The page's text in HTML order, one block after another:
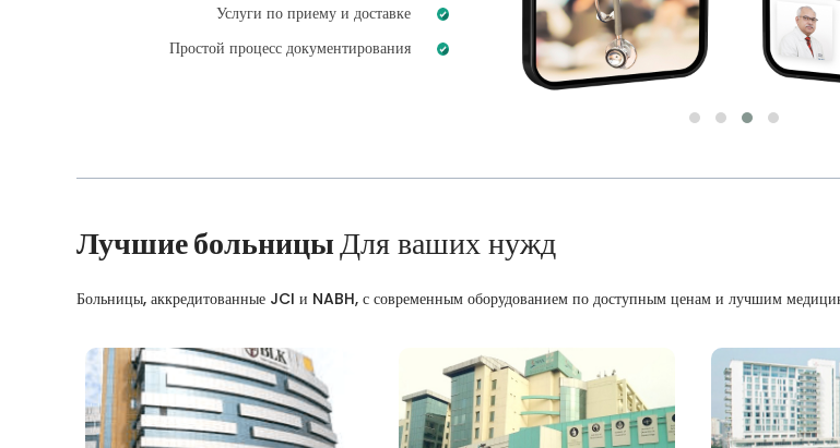
Услуги по приему и доставке
Простой процесс документирования
Лучшие больницыДля ваших нужд
Больницы, аккредитованные JCI и NABH, с современным оборудованием по доступным ценам и лучшим